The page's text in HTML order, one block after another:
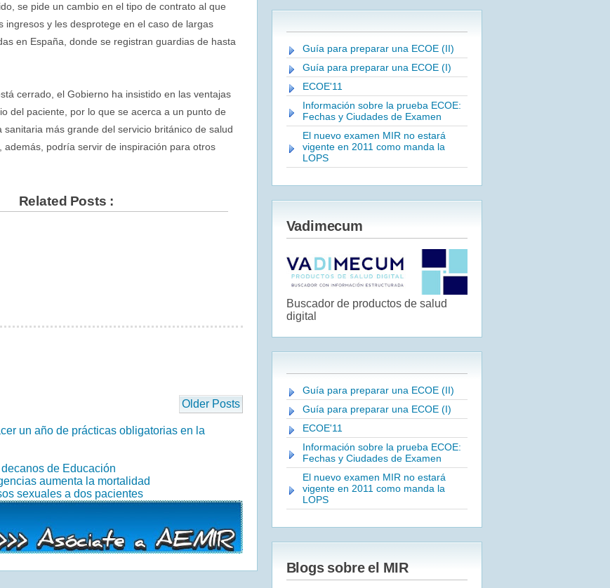
se pide un cambio en el tipo de contrato al que
y les desprotege en el caso de largas
en España, donde se registran guardias de hasta
cerrado, el Gobierno ha insistido en las ventajas
del paciente, por lo que se acerca a un punto de
más grande del servicio británico de salud
podría servir de inspiración para otros
Related Posts :
Older Posts
un año de prácticas obligatorias en la
de Educación
aumenta la mortalidad
sexuales a dos pacientes
Guía para preparar una ECOE (II)
Guía para preparar una ECOE (I)
ECOE'11
Información sobre la prueba ECOE:
Fechas y Ciudades de Examen
El nuevo examen MIR no estará
vigente en 2011 como manda la
LOPS
Vadimecum
Buscador de productos de salud
digital
Guía para preparar una ECOE (II)
Guía para preparar una ECOE (I)
ECOE'11
Información sobre la prueba ECOE:
Fechas y Ciudades de Examen
El nuevo examen MIR no estará
vigente en 2011 como manda la
LOPS
Blogs sobre el MIR